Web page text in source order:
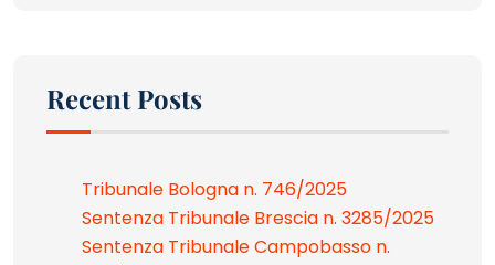
Recent Posts
Tribunale Bologna n. 746/2025
Sentenza Tribunale Brescia n. 3285/2025
Sentenza Tribunale Campobasso n.